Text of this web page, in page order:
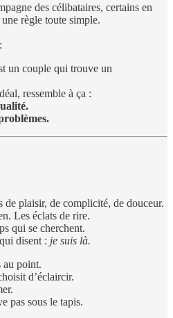
des célibataires, certains en
règle toute simple.
un couple qui trouve un
ressemble à ça :
de plaisir, de complicité, de douceur.
Les éclats de rire.
qui se cherchent.
disent : je suis là.
au point.
d’éclaircir.
pas sous le tapis.